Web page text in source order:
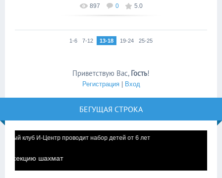
897 0 5.0
1-6 7-12 13-18 19-24 25-25
Приветствую Вас, Гость!
Регистрация| Вход
БЕГУЩАЯ СТРОКА
И-Центр проводит набор детей от 6 лет
шахмат